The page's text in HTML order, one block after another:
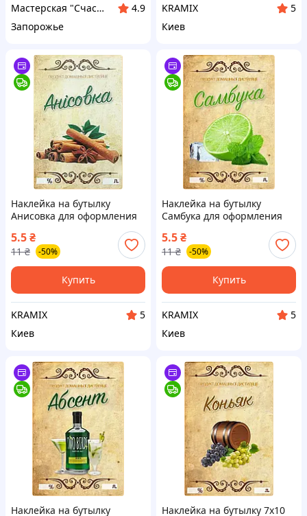
Мастерская "Счастливы вместе"
4.9
Запорожье
KRAMIX
5
Киев
Наклейка на бутылку
Анисовка для оформления
аксессуар для вечеринок и
подарков
5.5₴
11 ₴ -50%
Купить
KRAMIX
5
Киев
Наклейка на бутылку
Самбука для оформления
напитков стильный декор
для вечеринок и
праздников
5.5₴
11 ₴ -50%
Купить
KRAMIX
5
Киев
Наклейка на бутылку
Наклейка на бутылку 7х10